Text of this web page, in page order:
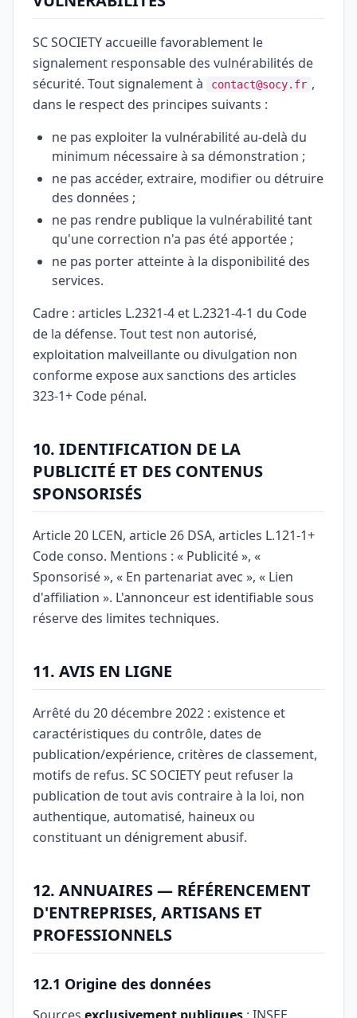
SC SOCIETY accueille favorablement le
signalement responsable des vulnérabilités de
sécurité. Tout signalement à
contact@socy.fr ,
dans le respect des principes suivants :
ne pas exploiter la vulnérabilité au-delà du
minimum nécessaire à sa démonstration ;
ne pas accéder, extraire, modifier ou détruire
des données ;
ne pas rendre publique la vulnérabilité tant
qu'une correction n'a pas été apportée ;
ne pas porter atteinte à la disponibilité des
services.
Cadre : articles L.2321-4 et L.2321-4-1 du Code
de la défense. Tout test non autorisé,
exploitation malveillante ou divulgation non
conforme expose aux sanctions des articles
323-1+ Code pénal.
10. IDENTIFICATION DE LA
PUBLICITÉ ET DES CONTENUS
SPONSORISÉS
Article 20 LCEN, article 26 DSA, articles L.121-1+
Code conso. Mentions : « Publicité », «
Sponsorisé », « En partenariat avec », « Lien
d'affiliation ». L'annonceur est identifiable sous
réserve des limites techniques.
11. AVIS EN LIGNE
Arrêté du 20 décembre 2022 : existence et
caractéristiques du contrôle, dates de
publication/expérience, critères de classement,
motifs de refus. SC SOCIETY peut refuser la
publication de tout avis contraire à la loi, non
authentique, automatisé, haineux ou
constituant un dénigrement abusif.
12. ANNUAIRES — RÉFÉRENCEMENT
D'ENTREPRISES, ARTISANS ET
PROFESSIONNELS
12.1 Origine des données